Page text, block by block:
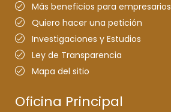
Más beneficios para empresarios
Quiero hacer una petición
Investigaciones y Estudios
Ley de Transparencia
Mapa del sitio
Oficina Principal